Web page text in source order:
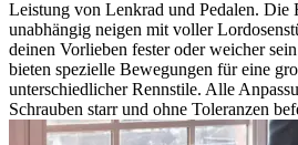
Leistung von Lenkrad und Pedalen. Die
unabhängig neigen mit voller
deinen Vorlieben fester oder weicher
bieten spezielle Bewegungen für eine
unterschiedlicher Rennstile. Alle
Schrauben starr und ohne Toleranzen